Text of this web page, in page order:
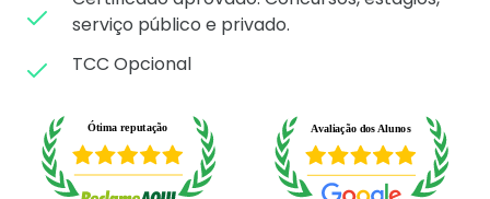
serviço público e privado.
TCC Opcional